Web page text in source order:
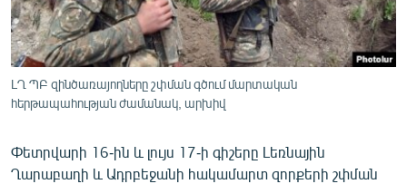
ՍՊՈՐՏ
ՄԵԿՆԱԲԱՆՈՒԹՅՈՒՆ
ԿՈՐՈՆԱՎԻՐՈՒՍ
ՏԵՍԱՆՅՈՒԹԵՐ
ԼՂ ՊԲ զինծառայողները շփման գծում մարտական
հերթապահության ժամանակ, արխիվ
Փետրվարի 16-ին և լույս 17-ի գիշերը Լեռնային
Ղարաբաղի և Ադրբեջանի հակամարտ զորքերի շփման